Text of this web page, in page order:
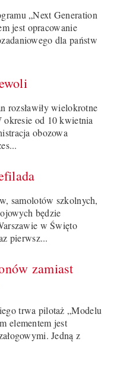
„Next Generation
jest opracowanie
dla państw
rozsławiły wielokrotne
okresie od 10 kwietnia
obozowa
samolotów szkolnych,
będzie
w Święto
pierwsz...
zamiast
trwa pilotaż „Modelu
elementem jest
Jedną z